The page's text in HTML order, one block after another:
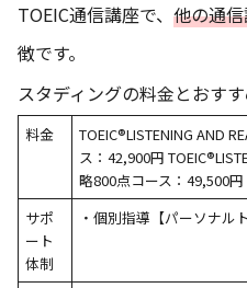
TOEIC通信講座で、 他の通
徴です。
スタディングの料金とおす
料金
TOEIC®LISTENING AND
ス：42,900円
略800点コース：49,500円
サポ
ート
体制
・個別指導【パーソナ